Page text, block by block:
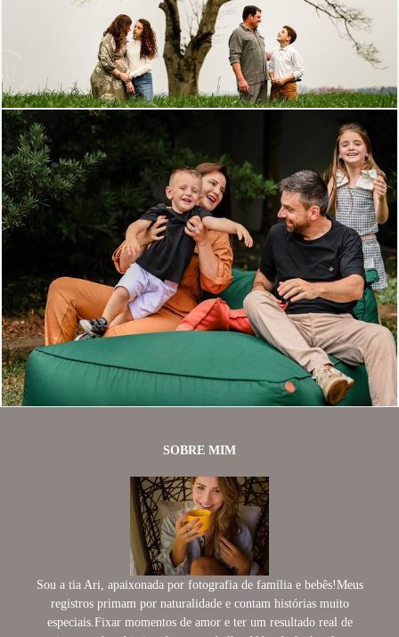
489 0
SOBRE MIM
Sou a tia Ari, apaixonada por fotografia de família e bebês!Meus
registros primam por naturalidade e contam histórias muito
especiais.Fixar momentos de amor e ter um resultado real de